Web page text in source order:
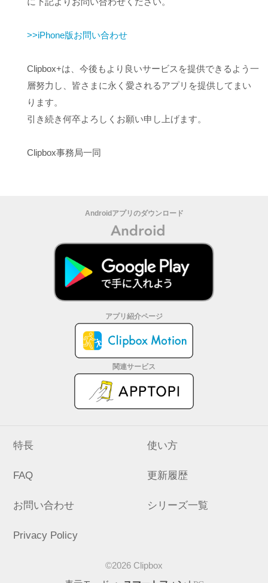
>>iPhone版お問い合わせ
Clipbox+は、今後もより良いサービスを提供できるよう一
層努力し、皆さまに永く愛されるアプリを提供してまい
ります。
引き続き何卒よろしくお願い申し上げます。
Clipbox事務局一同
Androidアプリのダウンロード
アプリ紹介ページ
関連サービス
特長 使い方
FAQ 更新履歴
お問い合わせ シリーズ一覧
Privacy Policy
©2026 Clipbox